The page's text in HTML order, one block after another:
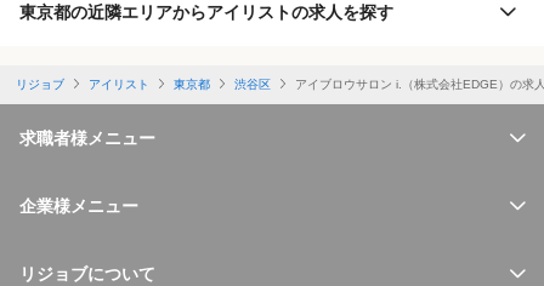
東京都の近隣エリアからアイリストの求人を探す
リジョブ アイリスト 東京都 渋谷区 アイブロウサロン i.（株式会社EDGE）の求
求職者様メニュー
企業様メニュー
リジョブについて